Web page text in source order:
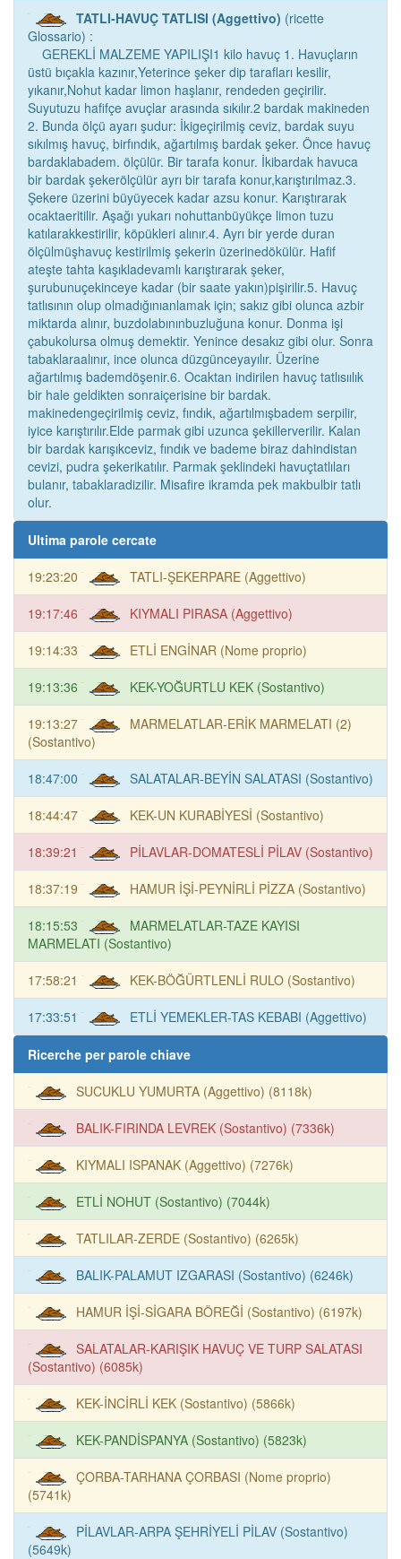
TATLI-HAVUÇ TATLISI (Aggettivo) (ricette
Glossario) :
GEREKLİ MALZEME YAPILIŞI1 kilo havuç 1. Havuçların
üstü bıçakla kazınır,Yeterince şeker dip tarafları kesilir,
yıkanır,Nohut kadar limon haşlanır, rendeden geçirilir.
Suyutuzu hafifçe avuçlar arasında sıkılır.2 bardak makineden
2. Bunda ölçü ayarı şudur: İkigeçirilmiş ceviz, bardak suyu
sıkılmış havuç, birfındık, ağartılmış bardak şeker. Önce havuç
bardaklabadem. ölçülür. Bir tarafa konur. İkibardak havuca
bir bardak şekerölçülür ayrı bir tarafa konur,karıştırılmaz.3.
Şekere üzerini büyüyecek kadar azsu konur. Karıştırarak
ocaktaeritilir. Aşağı yukarı nohuttanbüyükçe limon tuzu
katılarakkestirilir, köpükleri alınır.4. Ayrı bir yerde duran
ölçülmüşhavuç kestirilmiş şekerin üzerinedökülür. Hafif
ateşte tahta kaşıkladevamlı karıştırarak şeker,
şurubunuçekinceye kadar (bir saate yakın)pişirilir.5. Havuç
tatlısının olup olmadığınıanlamak için; sakız gibi olunca azbir
miktarda alınır, buzdolabınınbuzluğuna konur. Donma işi
çabukolursa olmuş demektir. Yenince desakız gibi olur. Sonra
tabaklaraalınır, ince olunca düzgünceyayılır. Üzerine
ağartılmış bademdöşenir.6. Ocaktan indirilen havuç tatlısıılık
bir hale geldikten sonraiçerisine bir bardak.
makinedengeçirilmiş ceviz, fındık, ağartılmışbadem serpilir,
iyice karıştırılır.Elde parmak gibi uzunca şekillerverilir. Kalan
bir bardak karışıkceviz, fındık ve bademe biraz dahindistan
cevizi, pudra şekerikatılır. Parmak şeklindeki havuçtatlıları
bulanır, tabaklaradizilir. Misafire ikramda pek makbulbir tatlı
olur.
Ultima parole cercate
19:23:20 TATLI-ŞEKERPARE (Aggettivo)
19:17:46 KIYMALI PIRASA (Aggettivo)
19:14:33 ETLİ ENGİNAR (Nome proprio)
19:13:36 KEK-YOĞURTLU KEK (Sostantivo)
19:13:27
MARMELATLAR-ERİK MARMELATI (2)
(Sostantivo)
18:47:00 SALATALAR-BEYİN SALATASI (Sostantivo)
18:44:47 KEK-UN KURABİYESİ (Sostantivo)
18:39:21 PİLAVLAR-DOMATESLİ PİLAV (Sostantivo)
18:37:19 HAMUR İŞİ-PEYNİRLİ PİZZA (Sostantivo)
18:15:53
MARMELATLAR-TAZE KAYISI
MARMELATI (Sostantivo)
17:58:21 KEK-BÖĞÜRTLENLİ RULO (Sostantivo)
17:33:51 ETLİ YEMEKLER-TAS KEBABI (Aggettivo)
Ricerche per parole chiave
SUCUKLU YUMURTA (Aggettivo) (8118k)
BALIK-FIRINDA LEVREK (Sostantivo) (7336k)
KIYMALI ISPANAK (Aggettivo) (7276k)
ETLİ NOHUT (Sostantivo) (7044k)
TATLILAR-ZERDE (Sostantivo) (6265k)
BALIK-PALAMUT IZGARASI (Sostantivo) (6246k)
HAMUR İŞİ-SİGARA BÖREĞİ (Sostantivo) (6197k)
SALATALAR-KARIŞIK HAVUÇ VE TURP SALATASI
(Sostantivo) (6085k)
KEK-İNCİRLİ KEK (Sostantivo) (5866k)
KEK-PANDİSPANYA (Sostantivo) (5823k)
ÇORBA-TARHANA ÇORBASI (Nome proprio)
(5741k)
PİLAVLAR-ARPA ŞEHRİYELİ PİLAV (Sostantivo)
(5649k)